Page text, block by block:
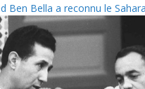
Ben Bella a reconnu le